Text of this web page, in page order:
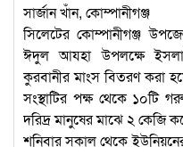
সার্জান খাঁন, কোম্পানীগঞ্জ
সিলেটের কোম্পানীগঞ্জ
ঈদুল আযহা উপলক্ষে
কুরবানীর মাংস বিতরণ করা
সংস্থাটির পক্ষ থেকে ১০টি
দরিদ্র মানুষের মাঝে ২ কেজি
শনিবার সকাল থেকে